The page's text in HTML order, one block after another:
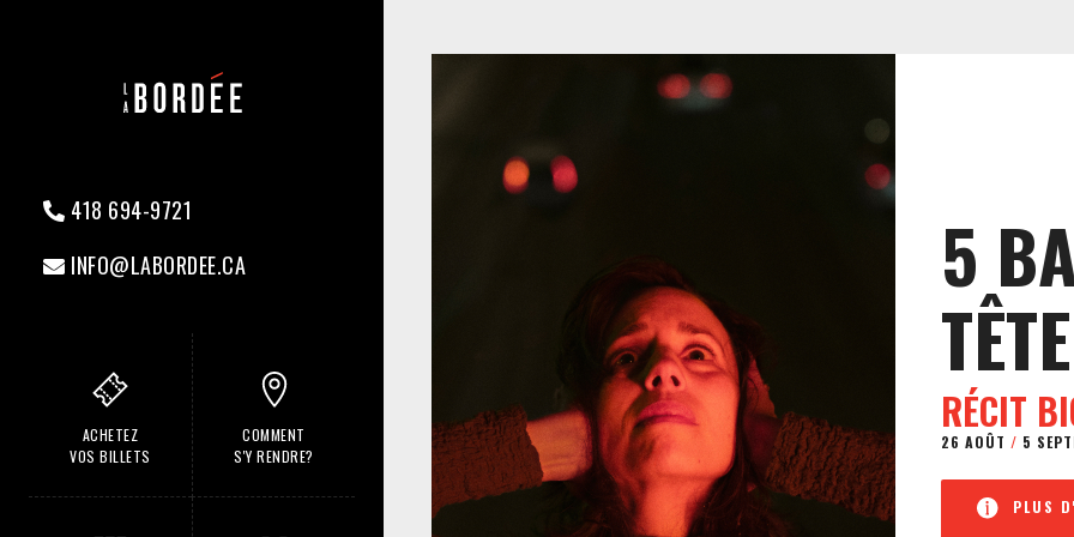
418 694-9721
INFO@LABORDEE.CA
ACHETEZ
VOS BILLETS
COMMENT
S'Y RENDRE?
5
TÊTE
RÉCIT
26 AOÛT / 5
PLUS